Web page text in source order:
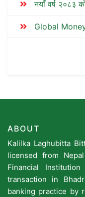
नयाँ वर्ष २०८३
Global
ABOUT
Kalilka Laghubitta
licensed from
Financial
transaction in
banking practice by